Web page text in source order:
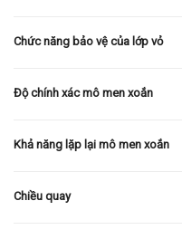
Chức năng bảo vệ của lớp vỏ
Độ chính xác mô men xoắn
Khả năng lặp lại mô men xoắn
Chiều quay